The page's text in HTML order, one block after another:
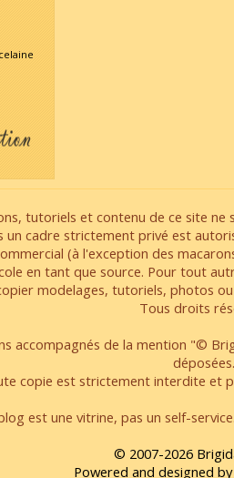
tutoriels et contenu de ce site
un cadre strictement privé est
(à l'exception des
en tant que source. Pour tout
modelages, tutoriels, photos
Tous droits
accompagnés de la mention "©
déposées.
copie est strictement interdite et
est une vitrine, pas un self-
© 2007-2026
Powered and designed